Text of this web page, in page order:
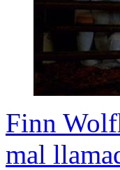
Finn
mal